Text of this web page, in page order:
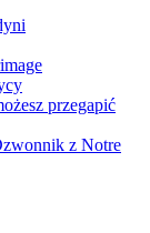
przegapić
z Notre